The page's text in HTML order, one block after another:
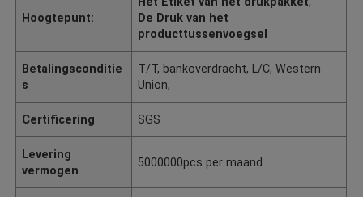
Hoogtepunt:
De Druk van het
producttussenvoegsel
Betalingsconditie
s
T/T, bankoverdracht, L/C, Western
Union,
Certificering SGS
Levering
vermogen
5000000pcs per maand